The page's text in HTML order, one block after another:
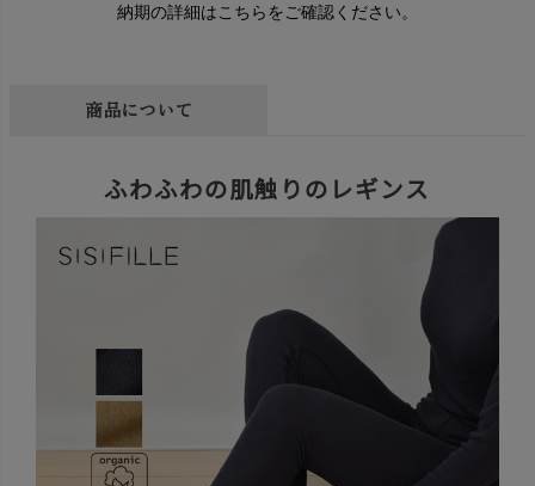
納期の詳細はこちらをご確認ください。
商品について
ふわふわの肌触りのレギンス